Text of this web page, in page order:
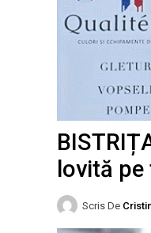
lovită
Scris De